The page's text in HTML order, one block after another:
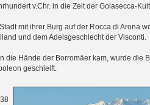
v.Chr. in die Zeit der Golasecca-
mit ihrer Burg auf der Rocca di Arona
und dem Adelsgeschlecht der Visconti.
die Hände der Borromäer kam, wurde die
geschleift.